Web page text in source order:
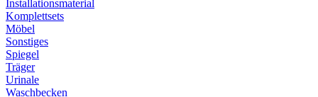
Installationsmaterial
Komplettsets
Möbel
Sonstiges
Spiegel
Träger
Urinale
Waschbecken